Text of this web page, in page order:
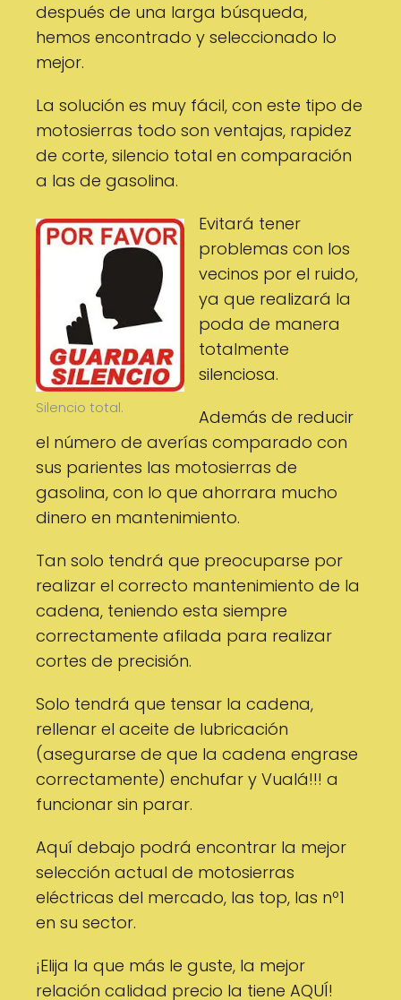
después de una larga búsqueda,
hemos encontrado y seleccionado lo
mejor.
La solución es muy fácil, con este tipo de
motosierras todo son ventajas, rapidez
de corte, silencio total en comparación
a las de gasolina.
Silencio total.
Evitará tener
problemas con los
vecinos por el ruido,
ya que realizará la
poda de manera
totalmente
silenciosa.
Además de reducir
el número de averías comparado con
sus parientes las motosierras de
gasolina, con lo que ahorrara mucho
dinero en mantenimiento.
Tan solo tendrá que preocuparse por
realizar el correcto mantenimiento de la
cadena, teniendo esta siempre
correctamente afilada para realizar
cortes de precisión.
Solo tendrá que tensar la cadena,
rellenar el aceite de lubricación
(asegurarse de que la cadena engrase
correctamente) enchufar y Vualá!!! a
funcionar sin parar.
Aquí debajo podrá encontrar la mejor
selección actual de motosierras
eléctricas del mercado, las top, las nº1
en su sector.
¡Elija la que más le guste, la mejor
relación calidad precio la tiene AQUÍ!